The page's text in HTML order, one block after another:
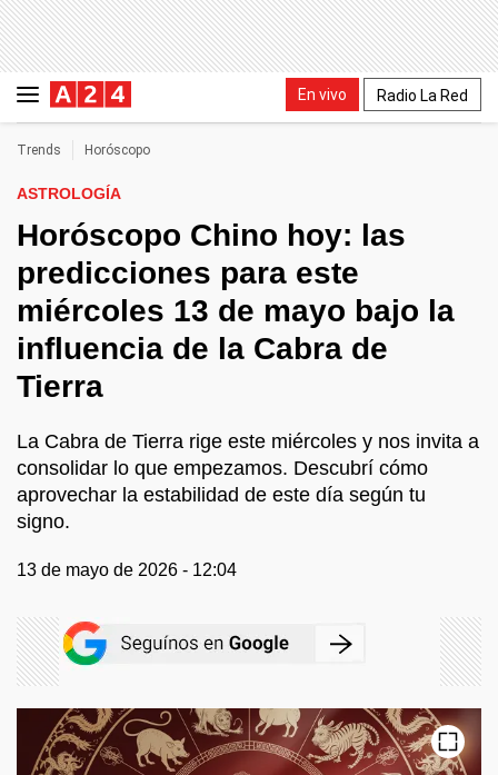
En vivo Radio La Red
Trends Horóscopo
ASTROLOGÍA
Horóscopo Chino hoy: las
predicciones para este
miércoles 13 de mayo bajo la
influencia de la Cabra de
Tierra
La Cabra de Tierra rige este miércoles y nos invita a
consolidar lo que empezamos. Descubrí cómo
aprovechar la estabilidad de este día según tu
signo.
13 de mayo de 2026 - 12:04